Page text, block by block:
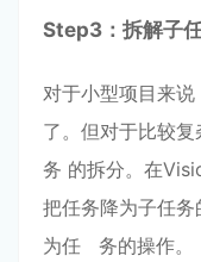
Step3：拆解⼦
对于⼩型项⽬来
了。但对于⽐较
务 的拆分。在
把任务降为⼦任
为任 务的操作。